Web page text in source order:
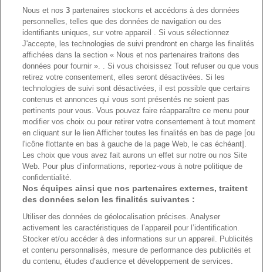
sympas 1 x par semaine. Vous pourrez vous
désinscrire à tout moment. Pas de spam,
promis ! 🤞
S'inscrire
Politique de confidentialité
Français
Paiement sécurisé avec
Nous et nos3 partenaires stockons et accédons à des données
personnelles, telles que des données de navigation ou des
identifiants uniques, sur votre appareil . Si vous sélectionnez
J'accepte, les technologies de suivi prendront en charge les finalités
affichées dans la section « Nous et nos partenaires traitons des
données pour fournir ». . Si vous choisissez Tout refuser ou que vous
retirez votre consentement, elles seront désactivées. Si les
technologies de suivi sont désactivées, il est possible que certains
contenus et annonces qui vous sont présentés ne soient pas
pertinents pour vous. Vous pouvez faire réapparaître ce menu pour
modifier vos choix ou pour retirer votre consentement à tout moment
en cliquant sur le lien Afficher toutes les finalités en bas de page [ou
l'icône flottante en bas à gauche de la page Web, le cas échéant].
Les choix que vous avez fait aurons un effet sur notre ou nos Site
Web. Pour plus d’informations, reportez-vous à notre politique de
confidentialité.
Nos équipes ainsi que nos partenaires externes, traitent
des données selon les finalités suivantes :
Utiliser des données de géolocalisation précises. Analyser
activement les caractéristiques de l’appareil pour l’identification.
Stocker et/ou accéder à des informations sur un appareil. Publicités
et contenu personnalisés, mesure de performance des publicités et
du contenu, études d’audience et développement de services.